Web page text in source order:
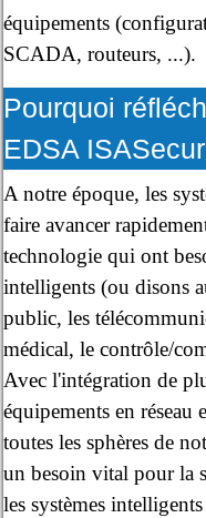
équipements
SCADA, routeurs, ...).
Pourquoi
EDSA
A notre époque, les
faire avancer
technologie qui ont
intelligents (ou disons
public, les
médical, le contrôle/
Avec l'intégration de
équipements en réseau
toutes les sphères de
un besoin vital pour la
les systèmes